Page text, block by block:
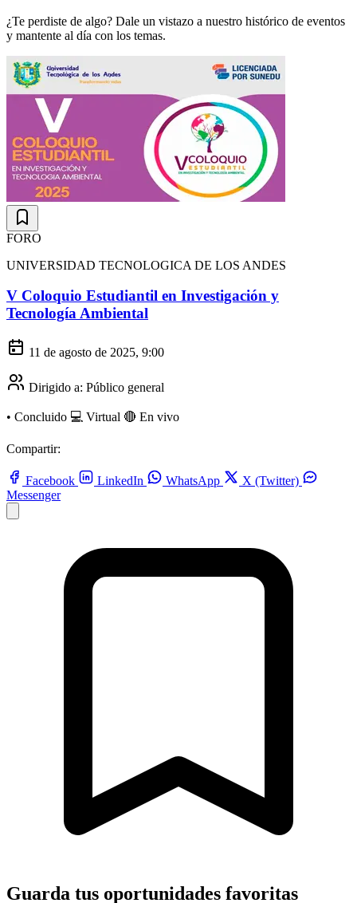
¿Te perdiste de algo? Dale un vistazo a nuestro histórico de eventos
y mantente al día con los temas.
FORO
UNIVERSIDAD TECNOLOGICA DE LOS ANDES
V Coloquio Estudiantil en Investigación y
Tecnología Ambiental
11 de agosto de 2025, 9:00
Dirigido a: Público general
• Concluido 💻 Virtual 🔴 En vivo
Compartir:
Facebook LinkedIn WhatsApp
X (Twitter)
Messenger
Guarda tus oportunidades favoritas